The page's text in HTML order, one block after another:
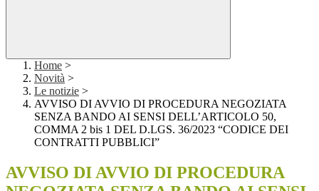
Home >
Novità >
Le notizie >
AVVISO DI AVVIO DI PROCEDURA NEGOZIATA
SENZA BANDO AI SENSI DELL’ARTICOLO 50,
COMMA 2 bis 1 DEL D.LGS. 36/2023 “CODICE DEI
CONTRATTI PUBBLICI”
AVVISO DI AVVIO DI PROCEDURA